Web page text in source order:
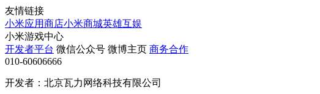
友情链接
小米应用商店小米商城英雄互娱
小米游戏中心
开发者平台 微信公众号 微博主页 商务合作
010-60606666
开发者：北京瓦力网络科技有限公司